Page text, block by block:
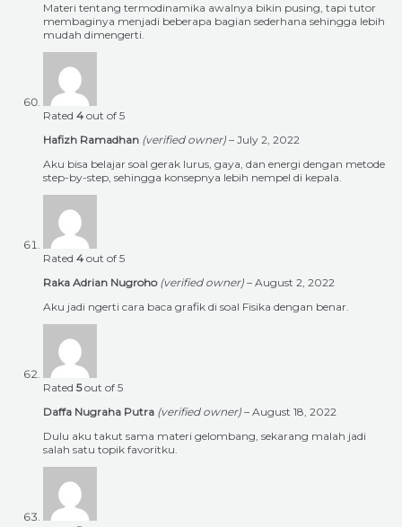
Materi tentang termodinamika awalnya bikin pusing, tapi tutor
membaginya menjadi beberapa bagian sederhana sehingga lebih
mudah dimengerti.
Rated 4 out of 5
Hafizh Ramadhan (verified owner) – July 2, 2022
Aku bisa belajar soal gerak lurus, gaya, dan energi dengan metode
step-by-step, sehingga konsepnya lebih nempel di kepala.
Rated 4 out of 5
Raka Adrian Nugroho (verified owner) – August 2, 2022
Aku jadi ngerti cara baca grafik di soal Fisika dengan benar.
Rated 5out of 5
Daffa Nugraha Putra (verified owner) – August 18, 2022
Dulu aku takut sama materi gelombang, sekarang malah jadi
salah satu topik favoritku.